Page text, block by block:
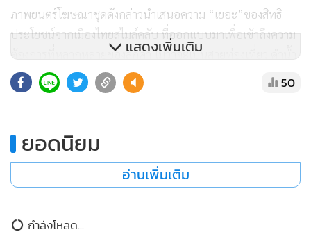
ภาพยนตร์โฆษณาชุดดังกล่าวนำเสนอความ “เยอะ”ของสิทธิ
ประโยชน์จากเมืองไทยสไมล์คลับ ที่ออกแบบมาเพื่อเข้าถึงความ
ต้องการที่หลากหลายของลูกค้า ไม่ว่าจะเป็นสายท่องเที่ยว ดำน้ำ
ปีนเขา เดินป่า เข้าสปา หรือสายกิจกรรมและออกกำลังกาย รวม
ถึงสายชอปปิง สายคาเฟ่ ความบันเทิง ทั้งสตรีมมิง ตั๋วหนัง
ยิ้มในทุกไลฟ์สไตล์ ขณะเดียวกันยังเชื่อมโยงการดูแลสุขภาพเข้า
กับสิทธิประโยชน์ด้านประกัน ผ่านกิจกรรมฟิตเนสและการสะสม
คะแนนเพื่อใช้ลดเบี้ยประกัน ตอกย้ำแนวคิดการดูแลลูกค้าแบบ
แสดงเพิ่มเติม
50
ยอดนิยม
อ่านเพิ่มเติม
กำลังโหลด...